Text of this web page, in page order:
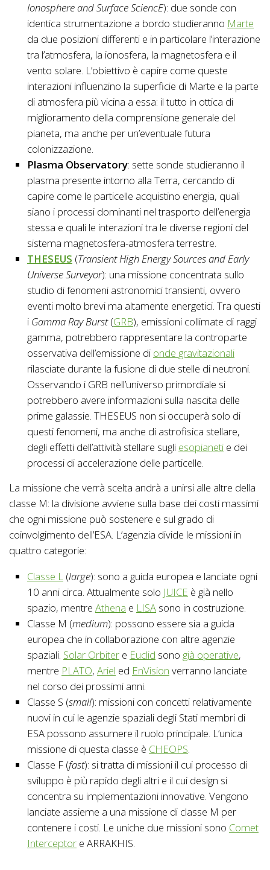
Ionosphere and Surface SciencE): due sonde con
identica strumentazione a bordo studieranno Marte
da due posizioni differenti e in particolare l’interazione
tra l’atmosfera, la ionosfera, la magnetosfera e il
vento solare. L’obiettivo è capire come queste
interazioni influenzino la superficie di Marte e la parte
di atmosfera più vicina a essa: il tutto in ottica di
miglioramento della comprensione generale del
pianeta, ma anche per un’eventuale futura
colonizzazione.
Plasma Observatory: sette sonde studieranno il
plasma presente intorno alla Terra, cercando di
capire come le particelle acquistino energia, quali
siano i processi dominanti nel trasporto dell’energia
stessa e quali le interazioni tra le diverse regioni del
sistema magnetosfera-atmosfera terrestre.
THESEUS (Transient High Energy Sources and Early
Universe Surveyor): una missione concentrata sullo
studio di fenomeni astronomici transienti, ovvero
eventi molto brevi ma altamente energetici. Tra questi
i Gamma Ray Burst(GRB), emissioni collimate di raggi
gamma, potrebbero rappresentare la controparte
osservativa dell’emissione di onde gravitazionali
rilasciate durante la fusione di due stelle di neutroni.
Osservando i GRB nell’universo primordiale si
potrebbero avere informazioni sulla nascita delle
prime galassie. THESEUS non si occuperà solo di
questi fenomeni, ma anche di astrofisica stellare,
degli effetti dell’attività stellare sugli esopianeti e dei
processi di accelerazione delle particelle.
La missione che verrà scelta andrà a unirsi alle altre della
classe M: la divisione avviene sulla base dei costi massimi
che ogni missione può sostenere e sul grado di
coinvolgimento dell’ESA. L’agenzia divide le missioni in
quattro categorie:
Classe L (large): sono a guida europea e lanciate ogni
10 anni circa. Attualmente solo JUICE è già nello
spazio, mentre Athena e LISA sono in costruzione.
Classe M (medium): possono essere sia a guida
europea che in collaborazione con altre agenzie
spaziali. Solar Orbiter e Euclid sono già operative,
mentre PLATO, Ariel ed EnVision verranno lanciate
nel corso dei prossimi anni.
Classe S (small): missioni con concetti relativamente
nuovi in cui le agenzie spaziali degli Stati membri di
ESA possono assumere il ruolo principale. L’unica
missione di questa classe è CHEOPS.
Classe F (fast): si tratta di missioni il cui processo di
sviluppo è più rapido degli altri e il cui design si
concentra su implementazioni innovative. Vengono
lanciate assieme a una missione di classe M per
contenere i costi. Le uniche due missioni sono Comet
Interceptor e ARRAKHIS.